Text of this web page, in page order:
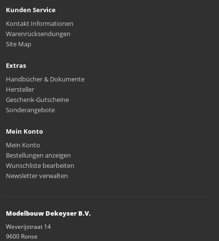
Kunden Service
Kontakt Informationen
Warenrücksendungen
Site Map
Extras
Handbücher & Dokumente
Hersteller
Geschenk-Gutscheine
Sonderangebote
Mein Konto
Mein Konto
Bestellungen anzeigen
Wunschliste bearbeiten
Newsletter verwalten
Modelbouw Dekeyser B.V.
Weverijstraat 14
9600 Ronse